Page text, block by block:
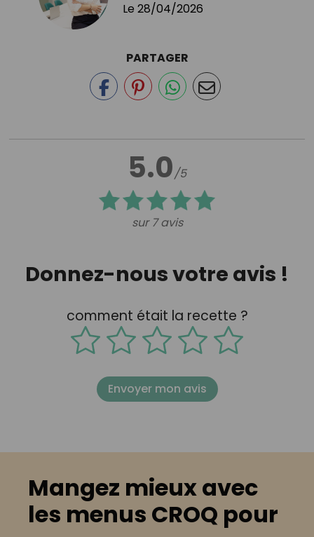
Le 28/04/2026
5.0/5
sur 7 avis
PARTAGER
Donnez-nous votre avis !
comment était la recette ?
Envoyer mon avis
Mangez mieux avec
les menus CROQ pour